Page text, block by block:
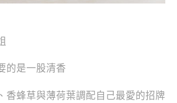
的是一股清香
香蜂草與薄荷葉調配自己最愛的招牌